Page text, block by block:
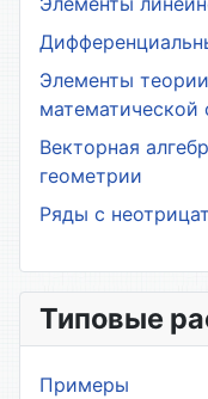
Элементы
математической
Векторная
геометрии
Ряды с
Типовые
Примеры